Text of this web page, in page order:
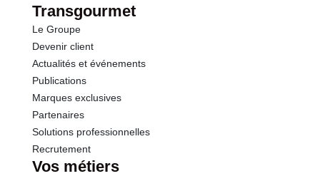
dont Sucres
Protéines
Sel
Transgourmet
Le Groupe
Devenir client
Actualités et événements
Publications
Marques exclusives
Partenaires
Solutions professionnelles
Recrutement
Vos métiers